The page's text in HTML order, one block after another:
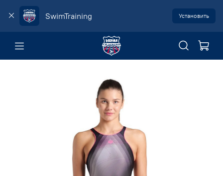
SwimTraining Установить